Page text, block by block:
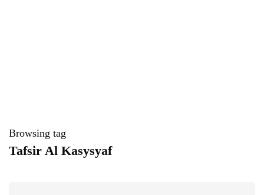
Browsing tag
Tafsir Al Kasysyaf